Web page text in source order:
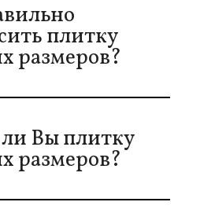
плитку
размеров?
Вы плитку
размеров?